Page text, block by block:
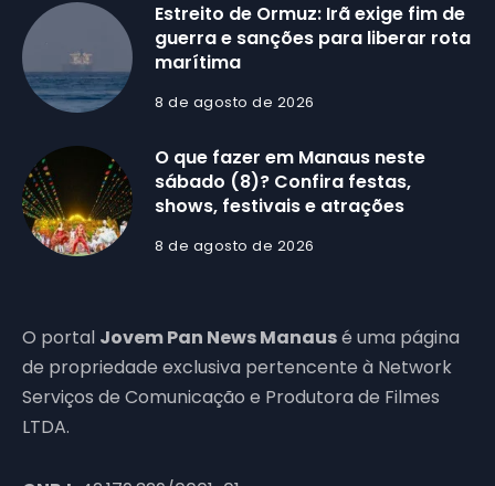
Estreito de Ormuz: Irã exige fim de
guerra e sanções para liberar rota
marítima
8 de agosto de 2026
O que fazer em Manaus neste
sábado (8)? Confira festas,
shows, festivais e atrações
8 de agosto de 2026
O portal Jovem Pan News Manausé uma página
de propriedade exclusiva pertencente à Network
Serviços de Comunicação e Produtora de Filmes
LTDA.